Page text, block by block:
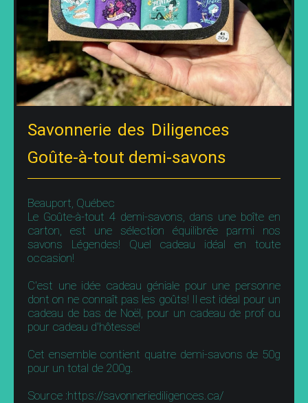
Savonnerie des Diligences
Goûte-à-tout demi-savons
Beauport, Québec
Le Goûte-à-tout 4 demi-savons, dans une boîte en
carton, est une sélection équilibrée parmi nos
savons Légendes! Quel cadeau idéal en toute
occasion!
C'est une idée cadeau géniale pour une personne
dont on ne connaît pas les goûts! Il est idéal pour un
cadeau de bas de Noël, pour un cadeau de prof ou
pour cadeau d'hôtesse!
Cet ensemble contient quatre demi-savons de 50g
pour un total de 200g.
Source :https://savonneriediligences.ca/